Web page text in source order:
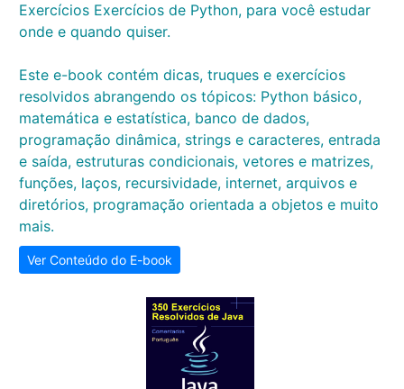
Exercícios Exercícios de Python, para você estudar
onde e quando quiser.
Este e-book contém dicas, truques e exercícios
resolvidos abrangendo os tópicos: Python básico,
matemática e estatística, banco de dados,
programação dinâmica, strings e caracteres, entrada
e saída, estruturas condicionais, vetores e matrizes,
funções, laços, recursividade, internet, arquivos e
diretórios, programação orientada a objetos e muito
mais.
Ver Conteúdo do E-book